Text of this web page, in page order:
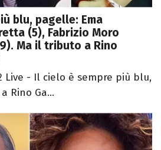
blu, pagelle: Ema
(5), Fabrizio Moro
Ma il tributo a Rino
Live - Il cielo è sempre più blu,
Rino Ga...